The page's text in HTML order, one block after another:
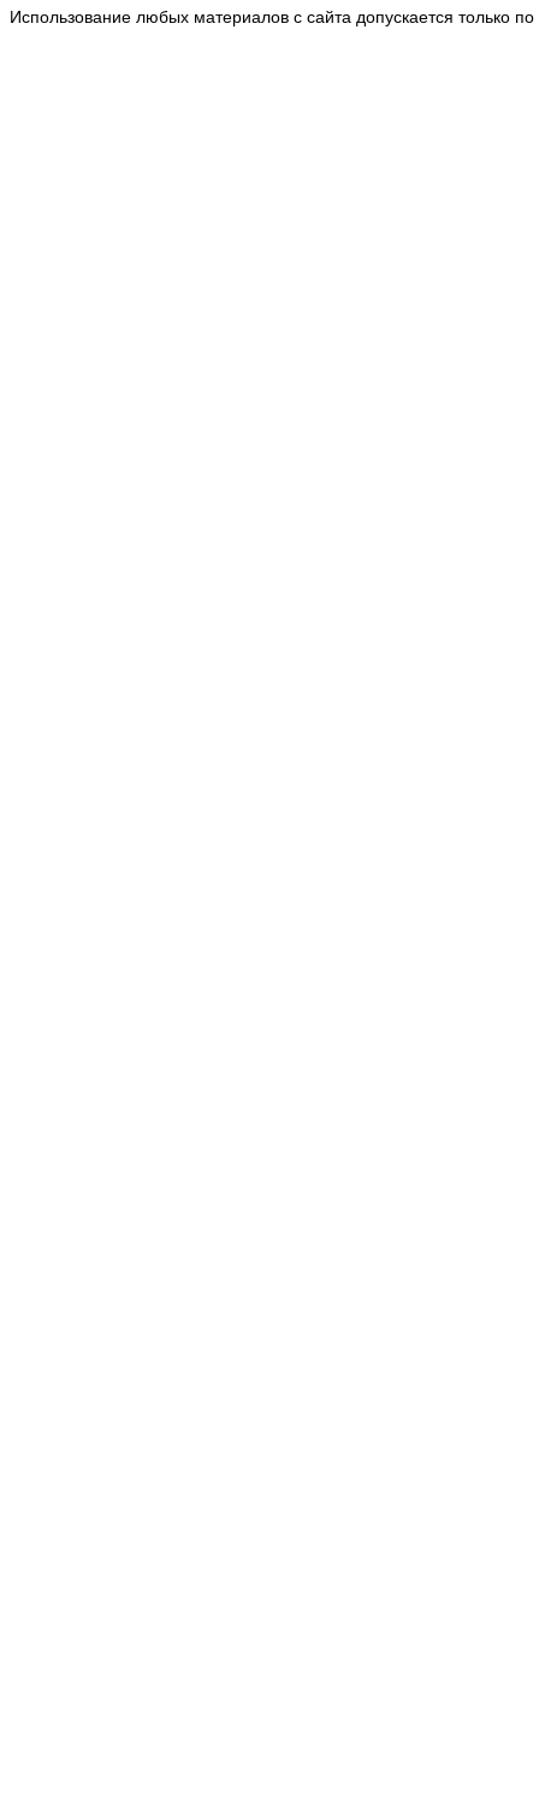
Использование любых материалов с сайта допускается только